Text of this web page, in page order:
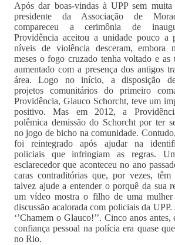
Após dar boas-vindas à UPP sem
presidente da Associação de
compareceu a cerimônia de
Providência aceitou a unidade pouco a
níveis de violência desceram, embora
meses o fogo cruzado tenha voltado e as
aumentado com a presença dos antigos
área. Logo no início, a disposição
projetos comunitários do primeiro
Providência, Glauco Schorcht, teve um
positivo. Mas em 2012, a
polêmica demissão do Schorcht por ter
no jogo de bicho na comunidade.
foi reintegrado após ajudar na
policiais que infringiam as regras.
esclarecedor que aconteceu no ano
caras contraditórias que, por vezes,
talvez ajude a entender o porquê da sua
um vídeo mostra o filho de uma mulher
discussão acalorada com policiais da UPP.
‘’Chamem o Glauco!’’. Cinco anos antes,
confiança pessoal na polícia era quase
no Rio.